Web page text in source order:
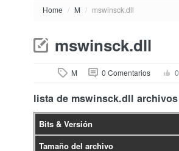
Home / M / mswinsck.dll
mswinsck.dll
M 0 Comentarios 0
lista de mswinsck.dll archivos
Bits & Versión
Tamaño del archivo